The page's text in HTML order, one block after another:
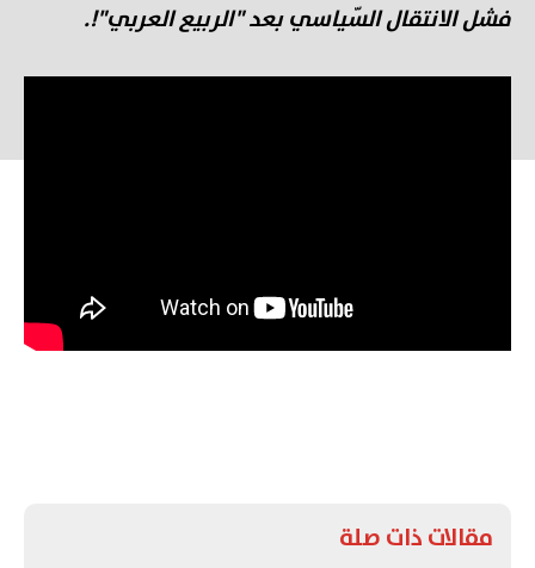
فشل الانتقال السّياسي بعد "الربيع العربي"!.
مقالات ذات صلة